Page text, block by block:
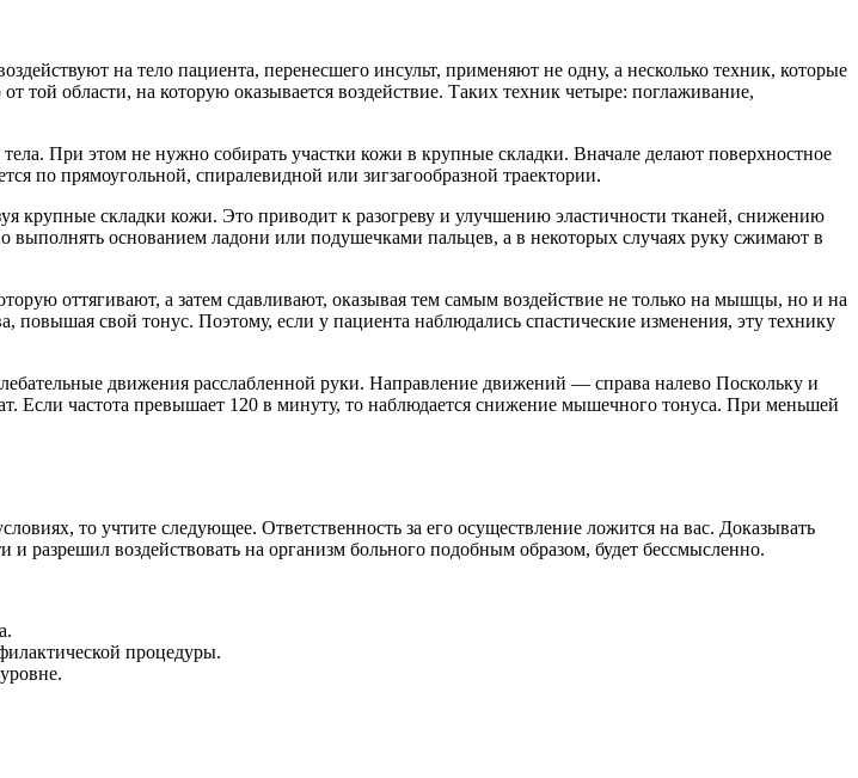
на тело пациента, перенесшего инсульт, применяют не одну, а несколько техник, которые
той области, на которую оказывается воздействие. Таких техник четыре: поглаживание,
При этом не нужно собирать участки кожи в крупные складки. Вначале делают поверхностное
по прямоугольной, спиралевидной или зигзагообразной траектории.
крупные складки кожи. Это приводит к разогреву и улучшению эластичности тканей, снижению
основанием ладони или подушечками пальцев, а в некоторых случаях руку сжимают в
оттягивают, а затем сдавливают, оказывая тем самым воздействие не только на мышцы, но и на
свой тонус. Поэтому, если у пациента наблюдались спастические изменения, эту технику
движения расслабленной руки. Направление движений — справа налево Поскольку и
Если частота превышает 120 в минуту, то наблюдается снижение мышечного тонуса. При меньшей
то учтите следующее. Ответственность за его осуществление ложится на вас. Доказывать
и разрешил воздействовать на организм больного подобным образом, будет бессмысленно.
процедуры.